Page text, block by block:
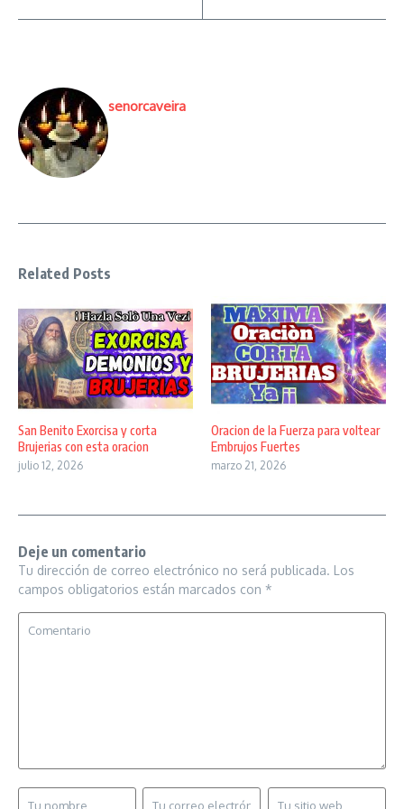
senorcaveira
Related Posts
San Benito Exorcisa y corta
Brujerias con esta oracion
julio 12, 2026
Oracion de la Fuerza para voltear
Embrujos Fuertes
marzo 21, 2026
Deje un comentario
Tu dirección de correo electrónico no será publicada. Los
campos obligatorios están marcados con *